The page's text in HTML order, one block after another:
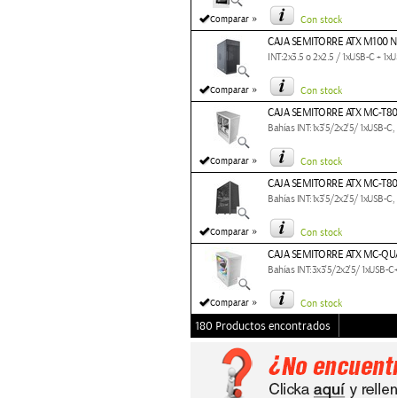
Comparar » Con stock
Comparar »
CAJA SEMITORRE ATX M100
INT:2x3.5 o 2x2.5 / 1xUSB-C +
Con stock
Comparar »
CAJA SEMITORRE ATX MC-
Bahías INT:1x3'5/2x2'5/ 1xUSB-
Con stock
Comparar »
CAJA SEMITORRE ATX MC-
Bahías INT:1x3'5/2x2'5/ 1xUSB-
Con stock
Comparar »
CAJA SEMITORRE ATX MC-
Bahías INT:3x3'5/2x2'5/ 1xUSB-
Con stock
180 Productos encontrados